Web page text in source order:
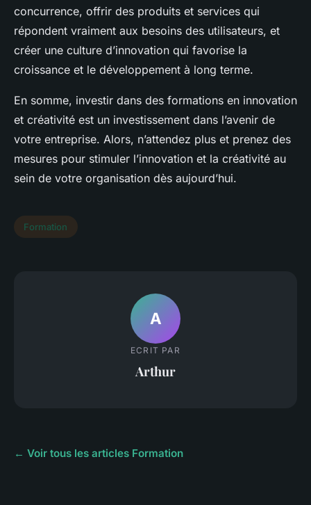
concurrence, offrir des produits et services qui
répondent vraiment aux besoins des utilisateurs, et
créer une culture d’innovation qui favorise la
croissance et le développement à long terme.
En somme, investir dans des formations en innovation
et créativité est un investissement dans l’avenir de
votre entreprise. Alors, n’attendez plus et prenez des
mesures pour stimuler l’innovation et la créativité au
sein de votre organisation dès aujourd’hui.
Formation
A
ECRIT PAR
Arthur
← Voir tous les articles Formation